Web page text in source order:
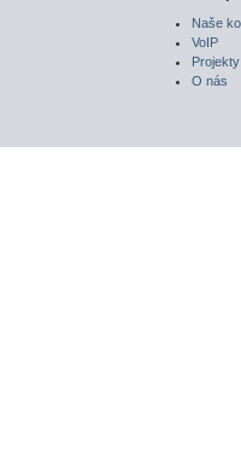
Naše
VoIP
Projekty
O nás